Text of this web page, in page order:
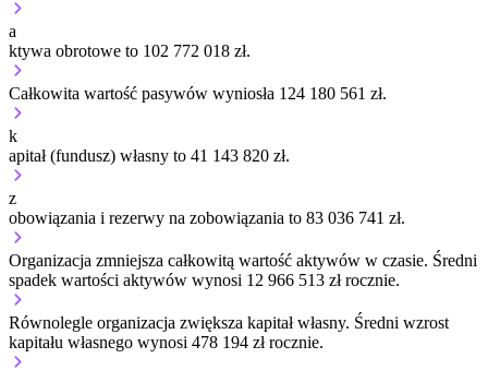
a
ktywa obrotowe to 102 772 018 zł.
Całkowita wartość pasywów wyniosła 124 180 561 zł.
k
apitał (fundusz) własny to 41 143 820 zł.
z
obowiązania i rezerwy na zobowiązania to 83 036 741 zł.
Organizacja zmniejsza całkowitą wartość aktywów w czasie. Średni
spadek wartości aktywów wynosi 12 966 513 zł rocznie.
Równolegle organizacja zwiększa kapitał własny. Średni wzrost
kapitału własnego wynosi 478 194 zł rocznie.